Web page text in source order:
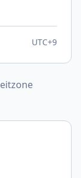
UTC+9